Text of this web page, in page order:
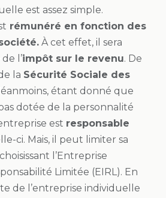
est assez simple.
rémunéré en fonction des
À cet effet, il sera
l’impôt sur le revenu. De
la Sécurité Sociale des
étant donné que
dotée de la personnalité
est responsable
ci. Mais, il peut limiter sa
l’Entreprise
Limitée (EIRL). En
de l’entreprise individuelle